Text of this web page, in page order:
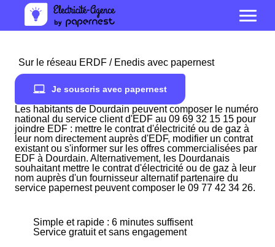
Sur le réseau ERDF / Enedis avec papernest
Je souscris avec papernest
Les habitants de Dourdain peuvent composer le numéro
national du service client d'EDF au 09 69 32 15 15 pour
joindre EDF : mettre le contrat d'électricité ou de gaz à
leur nom directement auprès d'EDF, modifier un contrat
existant ou s'informer sur les offres commercialisées par
EDF à Dourdain. Alternativement, les Dourdanais
souhaitant mettre le contrat d'électricité ou de gaz à leur
nom auprès d'un fournisseur alternatif partenaire du
service papernest peuvent composer le 09 77 42 34 26.
Simple et rapide : 6 minutes suffisent
Service gratuit et sans engagement